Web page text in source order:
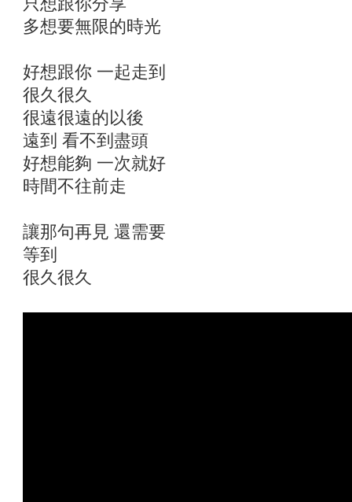
多想要無限的時光
好想跟你 一起走到
很久很久
很遠很遠的以後
遠到 看不到盡頭
好想能夠 一次就好
時間不往前走
讓那句再見 還需要
等到
很久很久